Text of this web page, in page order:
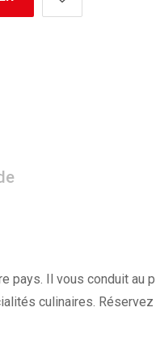
pays. Il vous conduit au
culinaires. Réservez